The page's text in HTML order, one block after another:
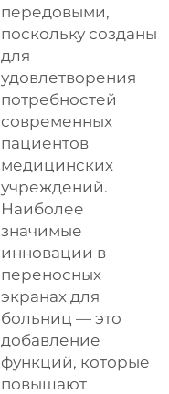
передовыми,
поскольку созданы
для
удовлетворения
потребностей
современных
пациентов
медицинских
учреждений.
Наиболее
значимые
инновации в
переносных
экранах для
больниц — это
добавление
функций, которые
повышают